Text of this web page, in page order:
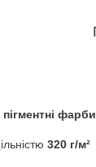
фарби
320 г/м²